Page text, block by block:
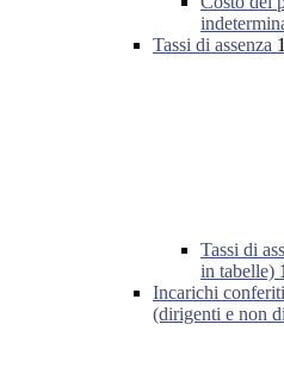
Tassi di assenza
Tassi di
in tabelle)
Incarichi
(dirigenti e non